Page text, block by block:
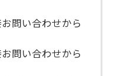
問い合わせから
問い合わせから